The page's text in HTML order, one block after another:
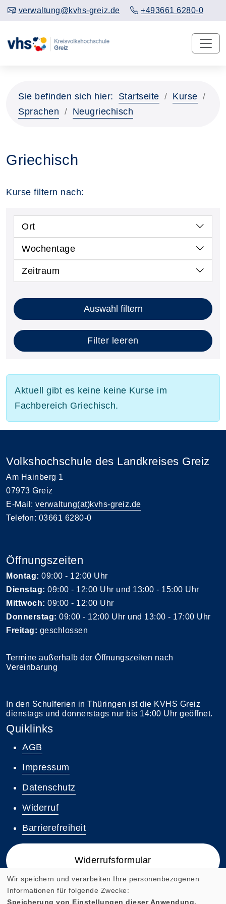
verwaltung@kvhs-greiz.de +493661 6280-0
Sie befinden sich hier: Startseite
Kurse
Sprachen
Neugriechisch
Griechisch
Kurse filtern nach:
Ort
Wochentage
Zeitraum
Auswahl filtern
Filter leeren
Aktuell gibt es keine keine Kurse im
Fachbereich Griechisch.
Volkshochschule des Landkreises Greiz
Am Hainberg 1
07973 Greiz
E-Mail: verwaltung(at)kvhs-greiz.de
Telefon: 03661 6280-0
Öffnungszeiten
Montag: 09:00 - 12:00 Uhr
Dienstag: 09:00 - 12:00 Uhr und 13:00 - 15:00 Uhr
Mittwoch: 09:00 - 12:00 Uhr
Donnerstag: 09:00 - 12:00 Uhr und 13:00 - 17:00 Uhr
Freitag: geschlossen
Termine außerhalb der Öffnungszeiten nach
Vereinbarung
In den Schulferien in Thüringen ist die KVHS Greiz
dienstags und donnerstags nur bis 14:00 Uhr geöffnet.
Quiklinks
AGB
Impressum
Datenschutz
Widerruf
Barrierefreiheit
Widerrufsformular
Wir speichern und verarbeiten Ihre personenbezogenen
Informationen für folgende Zwecke:
Speicherung von Einstellungen dieser Anwendung,